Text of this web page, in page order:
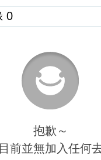
抱歉～
目前並無加入任何